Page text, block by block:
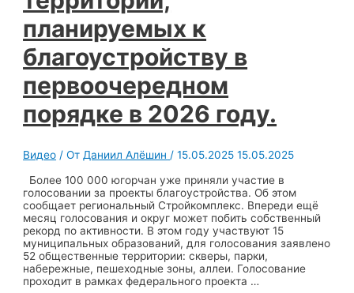
планируемых к
благоустройству в
первоочередном
порядке в 2026 году.
Видео / От Даниил Алёшин /15.05.2025 15.05.2025
Более 100 000 югорчан уже приняли участие в
голосовании за проекты благоустройства. Об этом
сообщает региональный Стройкомплекс. Впереди ещё
месяц голосования и округ может побить собственный
рекорд по активности. В этом году участвуют 15
муниципальных образований, для голосования заявлено
52 общественные территории: скверы, парки,
набережные, пешеходные зоны, аллеи. Голосование
проходит в рамках федерального проекта …